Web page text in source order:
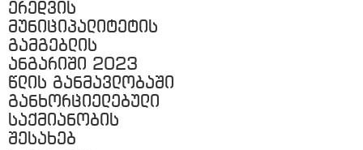
ერედვის
მუნიციპალიტეტის
გამგებლის
ანგარიში 2023
წლის განმავლობაში
განხორციელებული
საქმიანობის
შესახებ